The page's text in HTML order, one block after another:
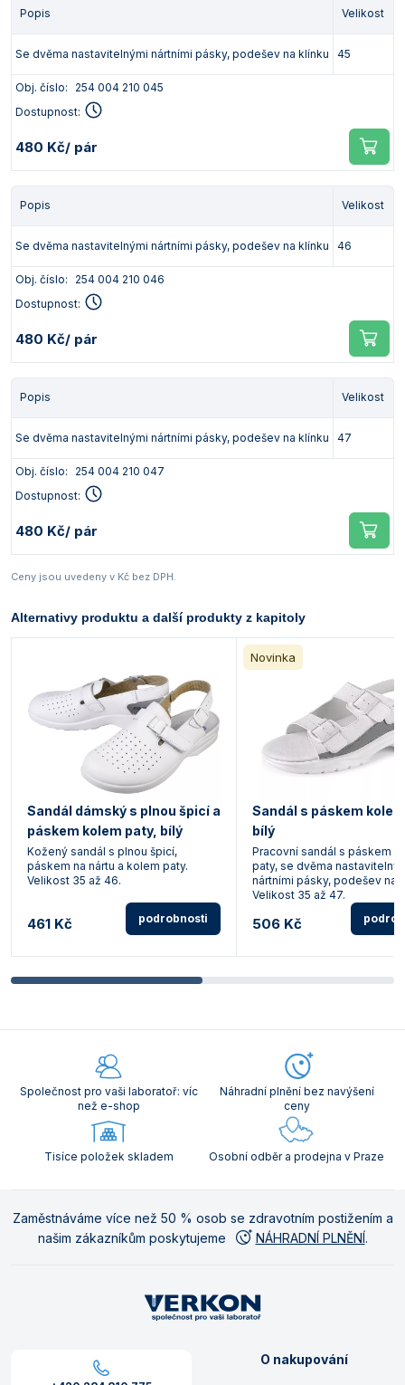
Popis Velikost
Se dvěma nastavitelnými nártními pásky, podešev na klínku 45
Obj. číslo:
254 004 210 045
Dostupnost:
480 Kč/ pár
Popis Velikost
Se dvěma nastavitelnými nártními pásky, podešev na klínku 46
Obj. číslo:
254 004 210 046
Dostupnost:
480 Kč/ pár
Popis Velikost
Se dvěma nastavitelnými nártními pásky, podešev na klínku 47
Obj. číslo:
254 004 210 047
Dostupnost:
480 Kč/ pár
Ceny jsou uvedeny v Kč bez DPH.
Alternativy produktu a další produkty z kapitoly
Sandál dámský s plnou špicí a
páskem kolem paty, bílý
Kožený sandál s plnou špicí,
páskem na nártu a kolem paty.
Velikost 35 až 46.
461 Kč podrobnosti
Novinka
Sandál s páskem
bílý
Pracovní sandál s páskem
paty, se dvěma
nártními pásky, podešev na
Velikost 35 až 47.
506 Kč
Společnost pro vaši laboratoř: víc
než e-shop
Náhradní plnění bez navýšení
ceny
Tisíce položek skladem Osobní odběr a prodejna v Praze
Zaměstnáváme více než 50 % osob se zdravotním postižením a
našim zákazníkům poskytujeme
NÁHRADNÍ PLNĚNÍ.
O nakupování